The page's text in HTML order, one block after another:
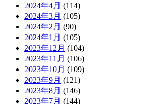
2024年4月 (114)
2024年3月 (105)
2024年2月 (90)
2024年1月 (105)
2023年12月 (104)
2023年11月 (106)
2023年10月 (109)
2023年9月 (121)
2023年8月 (146)
2023年7月 (144)